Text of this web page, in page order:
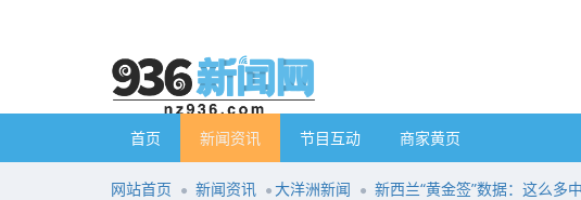
首页 新闻资讯 节目互动 商家黄页
网站首页 新闻资讯 大洋洲新闻 新西兰“黄金签”数据：这么多